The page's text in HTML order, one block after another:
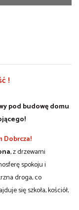
!
pod budowę domu
Dobrcza!
, z drzewami
spokoju i
droga, co
się szkoła, kościół,